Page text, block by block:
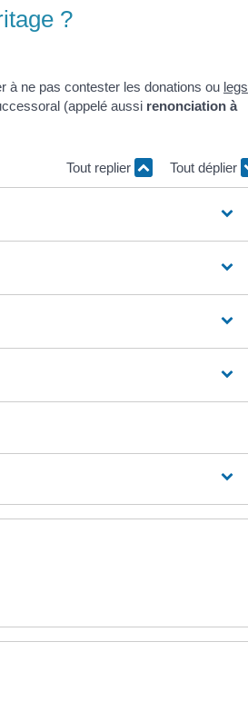
?
à ne pas contester les donations ou legs
(appelé aussi renonciation à
Tout replier Tout déplier